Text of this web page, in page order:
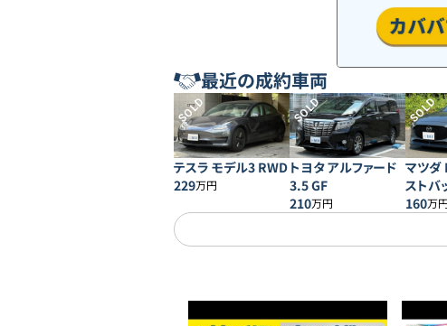
最近の成約車両
SOLD
テスラ モデル3 RWD
229万円
SOLD
トヨタ アルファード
3.5 GF
210万円
SOLD
マツダ
ストバ
アクティ
160万円